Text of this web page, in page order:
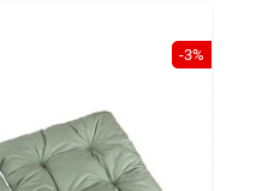
-3%